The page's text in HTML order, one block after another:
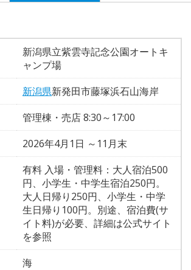
新潟県立紫雲寺記念公園オートキ
ャンプ場
新潟県新発田市藤塚浜石山海岸
管理棟・売店 8:30～17:00
2026年4月1日 ～11月末
有料 入場・管理料：大人宿泊500
円、小学生・中学生宿泊250円。
大人日帰り250円、小学生・中学
生日帰り100円。別途、宿泊費(サ
イト料)が必要、詳細は公式サイト
を参照
海